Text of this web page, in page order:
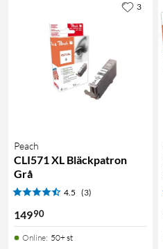
Peach
CLI571 XL Bläckpatron
Grå
4.5 (3)
14990
Online: 50+ st
3